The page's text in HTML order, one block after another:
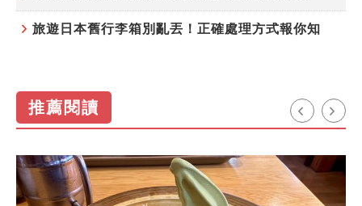
旅遊日本舊行李箱別亂丟！正確處理方式報你知
推薦閱讀